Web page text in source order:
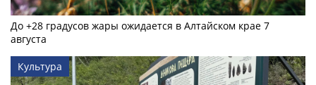
До +28 градусов жары ожидается в Алтайском крае 7
августа
Культура